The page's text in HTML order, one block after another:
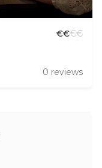
€€€€
0 reviews